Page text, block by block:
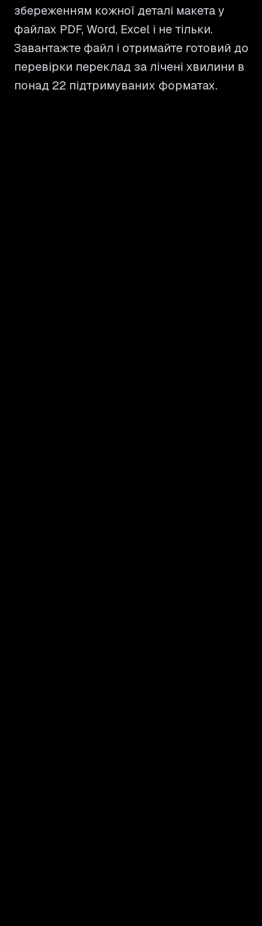
збереженням кожної деталі макета у
файлах PDF, Word, Excel і не тільки.
Завантажте файл і отримайте готовий до
перевірки переклад за лічені хвилини в
понад 22 підтримуваних форматах.